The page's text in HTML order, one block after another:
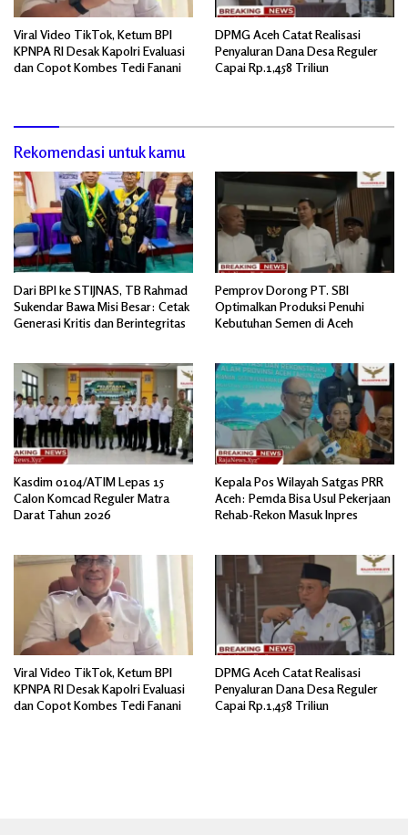
Viral Video TikTok, Ketum BPI
KPNPA RI Desak Kapolri Evaluasi
dan Copot Kombes Tedi Fanani
DPMG Aceh Catat Realisasi
Penyaluran Dana Desa Reguler
Capai Rp.1,458 Triliun
Rekomendasi untuk kamu
Dari BPI ke STIJNAS, TB Rahmad
Sukendar Bawa Misi Besar: Cetak
Generasi Kritis dan Berintegritas
Pemprov Dorong PT. SBI
Optimalkan Produksi Penuhi
Kebutuhan Semen di Aceh
Kasdim 0104/ATIM Lepas 15
Calon Komcad Reguler Matra
Darat Tahun 2026
Kepala Pos Wilayah Satgas PRR
Aceh: Pemda Bisa Usul Pekerjaan
Rehab-Rekon Masuk Inpres
Viral Video TikTok, Ketum BPI
KPNPA RI Desak Kapolri Evaluasi
dan Copot Kombes Tedi Fanani
DPMG Aceh Catat Realisasi
Penyaluran Dana Desa Reguler
Capai Rp.1,458 Triliun